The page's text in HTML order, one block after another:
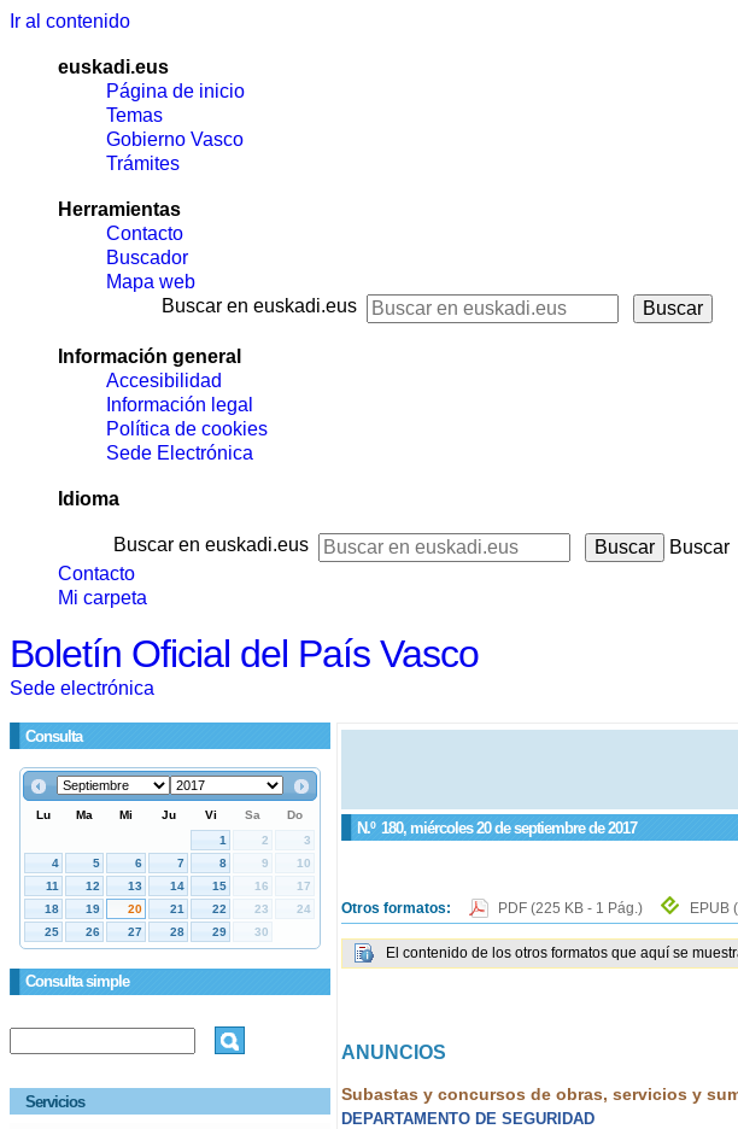
Ir al contenido
euskadi.eus
Página de inicio
Temas
Gobierno Vasco
Trámites
Herramientas
Contacto
Buscador
Mapa web
Buscar en euskadi.eus
Información general
Accesibilidad
Información legal
Política de cookies
Sede Electrónica
Idioma
Buscar en euskadi.eus
Buscar
Contacto
Mi carpeta
Boletín Oficial del País Vasco
Sede electrónica
Consulta
Consulta simple
Servicios
N.º 180, miércoles 20 de septiembre de 2017
Otros formatos: PDF (225 KB - 1 Pág.) EPUB
El contenido de los otros formatos que aquí se
ANUNCIOS
Subastas y concursos de obras, servicios y
DEPARTAMENTO DE SEGURIDAD